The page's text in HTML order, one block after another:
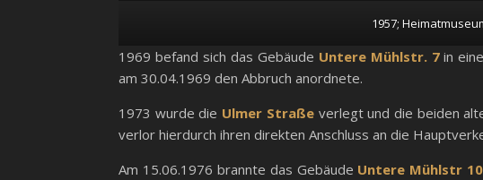
1957;
1969 befand sich das Gebäude Untere Mühlstr. 7in
am 30.04.1969 den Abbruch anordnete.
1973 wurde die Ulmer Straßeverlegt und die beiden
verlor hierdurch ihren direkten Anschluss an die
Am 15.06.1976 brannte das Gebäude Untere Mühlstr 10